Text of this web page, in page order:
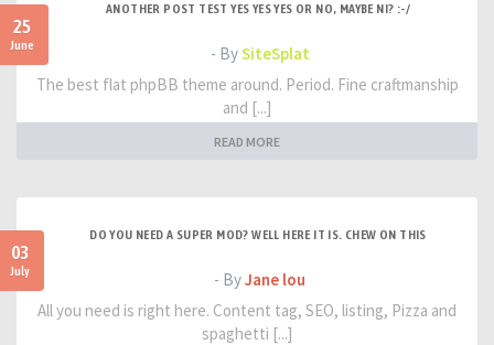
25
June
ANOTHER POST TEST YES YES YES OR NO, MAYBE NI? :-/
- BySiteSplat
The best flat phpBB theme around. Period. Fine craftmanship
and [...]
READ MORE
03
July
DO YOU NEED A SUPER MOD? WELL HERE IT IS. CHEW ON THIS
- ByJane lou
All you need is right here. Content tag, SEO, listing, Pizza and
spaghetti [...]